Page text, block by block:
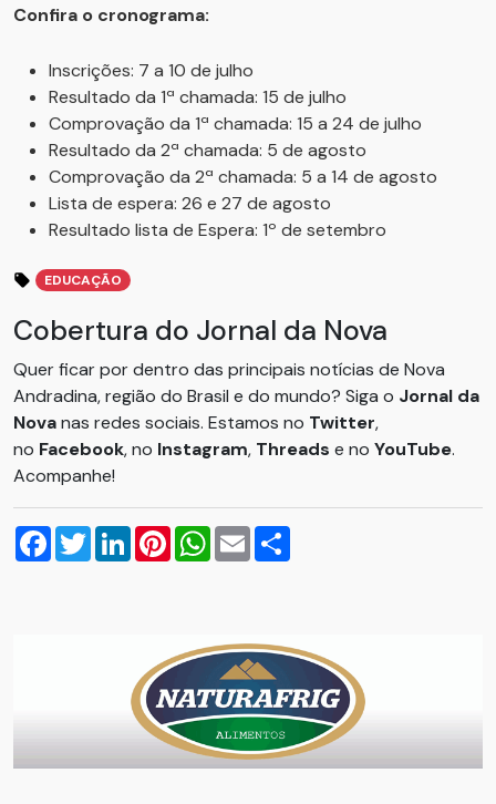
Confira o cronograma:
Inscrições: 7 a 10 de julho
Resultado da 1ª chamada: 15 de julho
Comprovação da 1ª chamada: 15 a 24 de julho
Resultado da 2ª chamada: 5 de agosto
Comprovação da 2ª chamada: 5 a 14 de agosto
Lista de espera: 26 e 27 de agosto
Resultado lista de Espera: 1º de setembro
EDUCAÇÃO
Cobertura do Jornal da Nova
Quer ficar por dentro das principais notícias de Nova
Andradina, região do Brasil e do mundo? Siga o Jornal da
Novanas redes sociais. Estamos no Twitter,
no Facebook, no Instagram, Threads e no YouTube.
Acompanhe!
Facebook
TwitterLinkedInPinterestWhatsApp
Email